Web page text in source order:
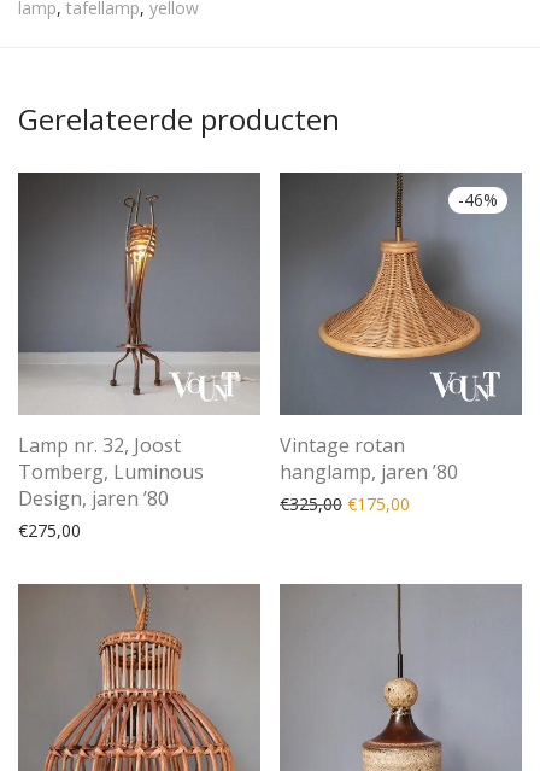
lamp, tafellamp, yellow
Gerelateerde producten
Lamp nr. 32, Joost
Tomberg, Luminous
Design, jaren ’80
€275,00
-46%
Vintage rotan
hanglamp, jaren ’80
€325,00 Oorspronkelijke prijs
€175,00